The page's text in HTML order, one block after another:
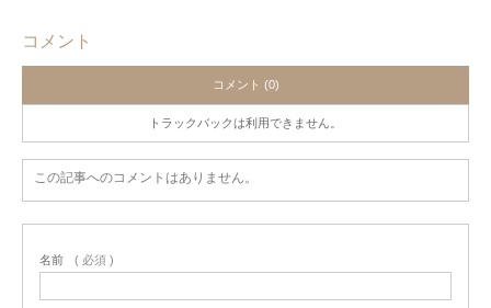
コメント
コメント (0)
トラックバックは利用できません。
この記事へのコメントはありません。
名前 ( 必須 )